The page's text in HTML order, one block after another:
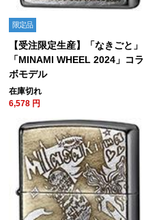
限定品
【受注限定生産】「なきごと」
「MINAMI WHEEL 2024」コラ
ボモデル
在庫切れ
6,578 円